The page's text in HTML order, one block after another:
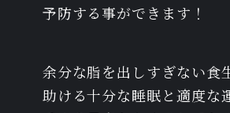
予防する事ができます！
余分な脂を出しすぎない食
助ける十分な睡眠と適度な